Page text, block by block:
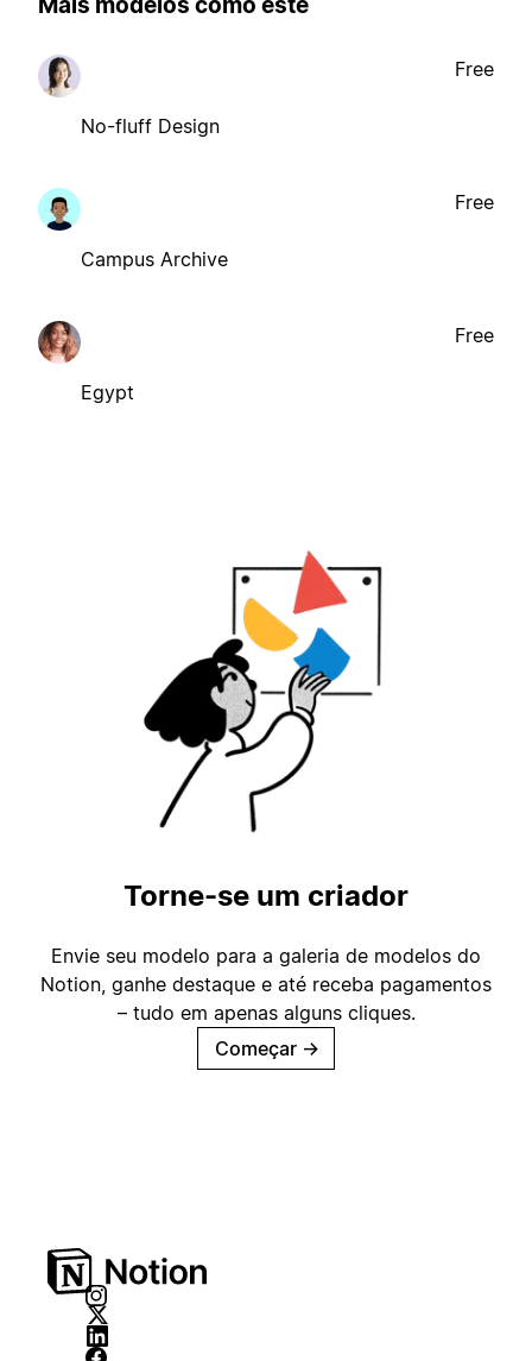
No-fluff Design
Free
Campus Archive
Free
Egypt
Free
Torne-se um criador
Envie seu modelo para a galeria de modelos do
Notion, ganhe destaque e até receba pagamentos
– tudo em apenas alguns cliques.
Começar →